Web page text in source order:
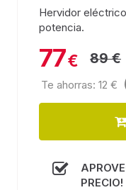
Hervidor
potencia.
77€ 89 €
Te ahorras: 12 €
PRECIO!